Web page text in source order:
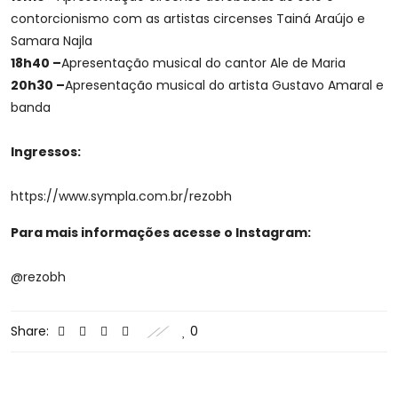
contorcionismo com as artistas circenses Tainá Araújo e
Samara Najla
18h40 –Apresentação musical do cantor Ale de Maria
20h30 –Apresentação musical do artista Gustavo Amaral e
banda
Ingressos:
https://www.sympla.com.br/rezobh
Para mais informações acesse o Instagram:
@rezobh
Share: 0